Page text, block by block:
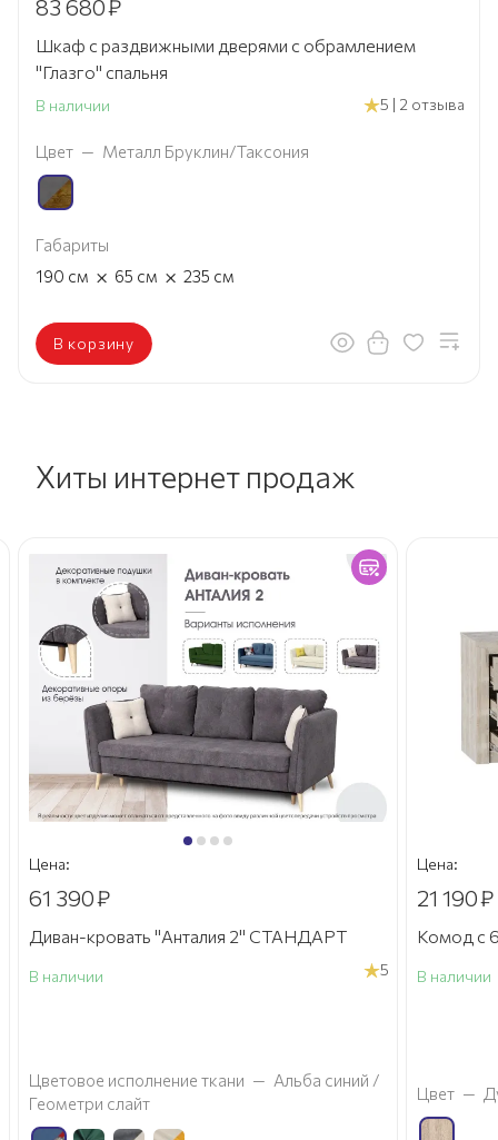
83 680₽
Шкаф с раздвижными дверями с обрамлением
"Глазго" спальня
В наличии 5 | 2 отзыва
Цвет — Металл Бруклин/Таксония
Габариты
190 см × 65 см × 235 см
В корзину
Хиты интернет продаж
Цена:
61 390₽
Диван-кровать "Анталия 2" СТАНДАРТ
В наличии 5
Цветовое исполнение ткани — Альба синий /
Геометри слайт
Цена:
21 190₽
Комод с
В наличии
Цвет —